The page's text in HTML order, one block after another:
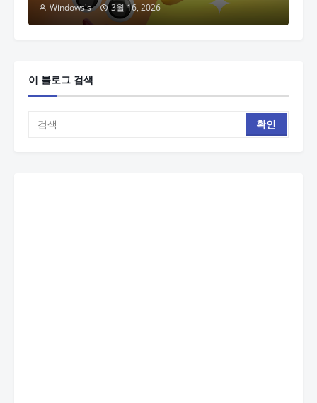
Windows's 3월 16, 2026
이 블로그 검색